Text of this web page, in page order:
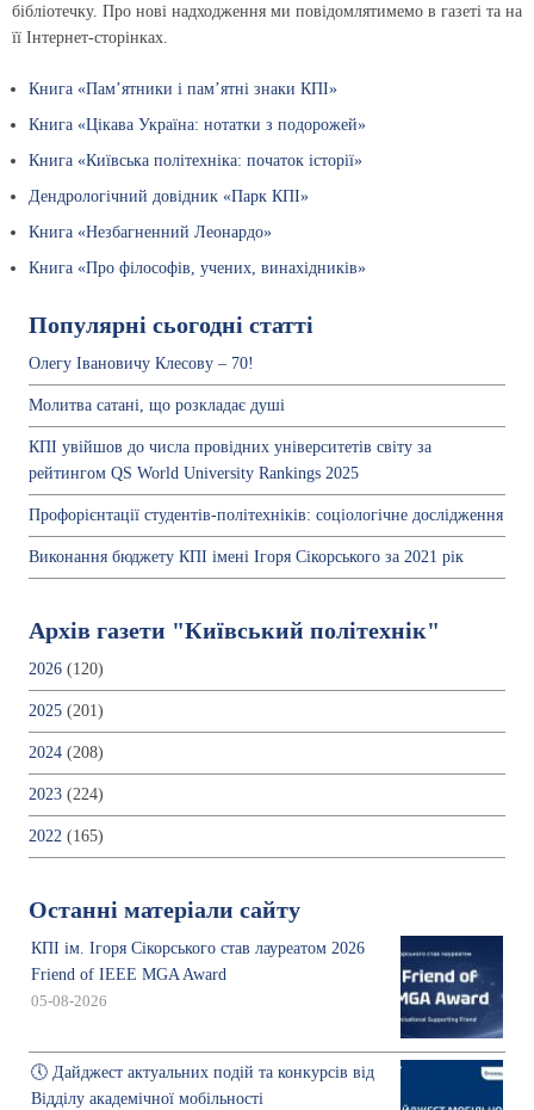
бібліотечку. Про нові надходження ми повідомлятимемо в газеті та на
її Інтернет-сторінках.
Книга «Пам’ятники і пам’ятні знаки КПІ»
Книга «Цікава Україна: нотатки з подорожей»
Книга «Київська політехніка: початок історії»
Дендрологічний довідник «Парк КПІ»
Книга «Незбагненний Леонардо»
Книга «Про філософів, учених, винахідників»
Популярні сьогодні статті
Олегу Івановичу Клесову – 70!
Молитва сатані, що розкладає душі
КПІ увійшов до числа провідних університетів світу за
рейтингом QS World University Rankings 2025
Профорієнтації студентів-політехніків: соціологічне дослідження
Виконання бюджету КПІ імені Ігоря Сікорського за 2021 рік
Архів газети "Київський політехнік"
2026 (120)
2025 (201)
2024 (208)
2023 (224)
2022 (165)
Останні матеріали сайту
КПІ ім. Ігоря Сікорського став лауреатом 2026
Friend of IEEE MGA Award
05-08-2026
🕔 Дайджест актуальних подій та конкурсів від
Відділу академічної мобільності